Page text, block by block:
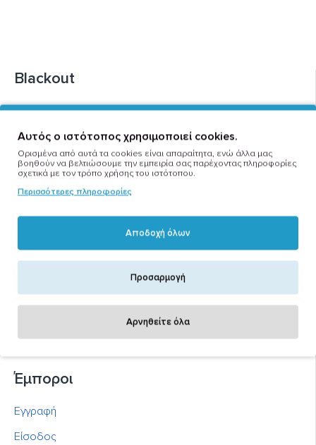
Blackout
Επικοινωνία
Σχετικά με Εμάς
Πολιτική απορρήτου
Όροι και Προυποθέσεις
Μεθόδοι Αποστολής
Μεθόδοι Πληρωμών
Σύμβουλος Αγοράς
Έμποροι
Εγγραφή
Είσοδος
Αυτός ο ιστότοπος χρησιμοποιεί cookies.
Ορισμένα από αυτά τα cookies είναι απαραίτητα, ενώ άλλα μας
βοηθούν να βελτιώσουμε την εμπειρία σας παρέχοντας πληροφορίες
σχετικά με τον τρόπο χρήσης του ιστότοπου.
Περισσότερες πληροφορίες
Αποδοχή όλων
Προσαρμογή
Αρνηθείτε όλα